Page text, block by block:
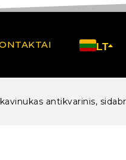
LT
antikvarinis,